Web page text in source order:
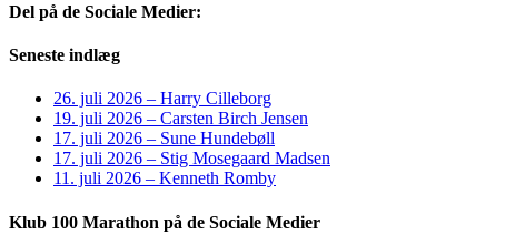
Del på de Sociale Medier:
Facebook
X
LinkedIn
Pinterest
E-
Seneste indlæg
26. juli 2026 – Harry Cilleborg
19. juli 2026 – Carsten Birch Jensen
17. juli 2026 – Sune Hundebøll
17. juli 2026 – Stig Mosegaard Madsen
11. juli 2026 – Kenneth Romby
Klub 100 Marathon på de Sociale Medier